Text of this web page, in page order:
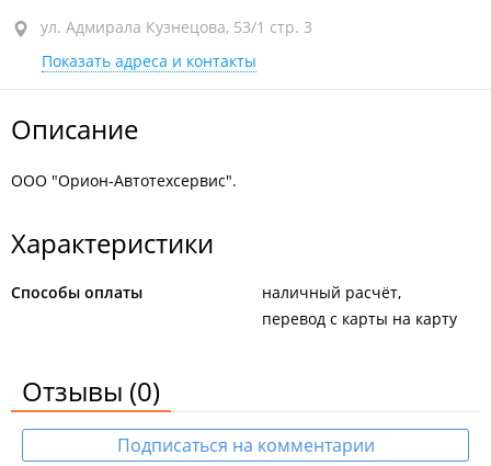
ул. Адмирала Кузнецова, 53/1 стр. 3
Показать адреса и контакты
Описание
ООО "Орион-Автотехсервис".
Характеристики
Способы оплаты
наличный расчёт
перевод с карты на карту
Отзывы (0)
Подписаться на комментарии